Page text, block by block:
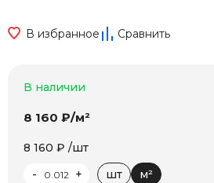
В избранное Сравнить
В наличии
8 160 ₽/м²
8 160 ₽ /шт
-
+ шт м²